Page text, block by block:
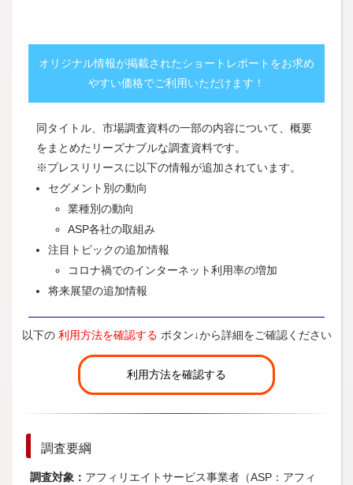
オリジナル情報が掲載されたショートレポートをお求め
やすい価格でご利用いただけます！
同タイトル、市場調査資料の一部の内容について、概要
をまとめたリーズナブルな調査資料です。
※プレスリリースに以下の情報が追加されています。
セグメント別の動向
業種別の動向
ASP各社の取組み
注目トピックの追加情報
コロナ禍でのインターネット利用率の増加
将来展望の追加情報
以下の 利用方法を確認する ボタン↓から詳細をご確認ください
利用方法を確認する
調査要綱
調査対象： アフィリエイトサービス事業者（ASP：アフィ